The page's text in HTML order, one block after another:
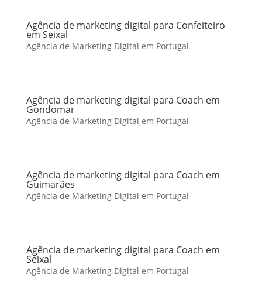
Agência de marketing digital para Confeiteiro
em Seixal
Agência de Marketing Digital em Portugal
Agência de marketing digital para Coach em
Gondomar
Agência de Marketing Digital em Portugal
Agência de marketing digital para Coach em
Guimarães
Agência de Marketing Digital em Portugal
Agência de marketing digital para Coach em
Seixal
Agência de Marketing Digital em Portugal